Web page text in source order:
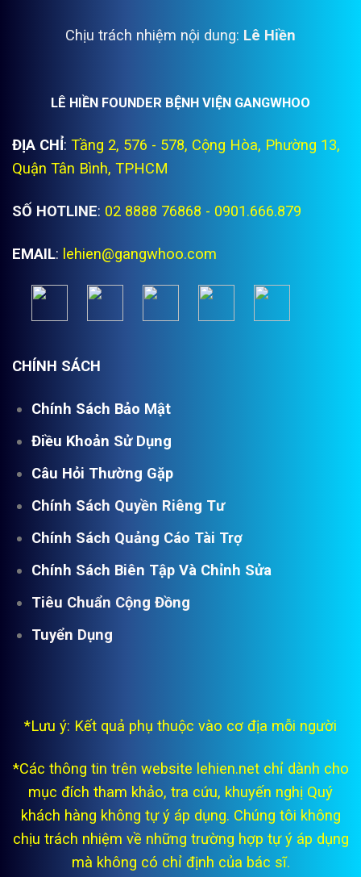
Chịu trách nhiệm nội dung: Lê Hiền
LÊ HIỀN FOUNDER BỆNH VIỆN GANGWHOO
ĐỊA CHỈ: Tầng 2, 576 - 578, Cộng Hòa, Phường 13,
Quận Tân Bình, TPHCM
SỐ HOTLINE: 02 8888 76868 - 0901.666.879
EMAIL: lehien@gangwhoo.com
CHÍNH SÁCH
Chính Sách Bảo Mật
Điều Khoản Sử Dụng
Câu Hỏi Thường Gặp
Chính Sách Quyền Riêng Tư
Chính Sách Quảng Cáo Tài Trợ
Chính Sách Biên Tập Và Chỉnh Sửa
Tiêu Chuẩn Cộng Đồng
Tuyển Dụng
*Lưu ý: Kết quả phụ thuộc vào cơ địa mỗi người
*Các thông tin trên website lehien.net chỉ dành cho
mục đích tham khảo, tra cứu, khuyến nghị Quý
khách hàng không tự ý áp dụng. Chúng tôi không
chịu trách nhiệm về những trường hợp tự ý áp dụng
mà không có chỉ định của bác sĩ.